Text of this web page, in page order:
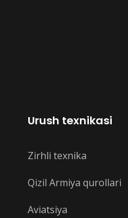
Urush texnikasi
Zirhli texnika
Qizil Armiya qurollari
Aviatsiya